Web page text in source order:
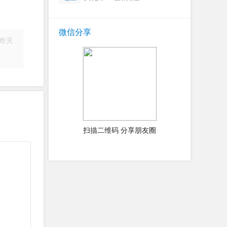
昨天
微信分享
扫描二维码 分享朋友圈